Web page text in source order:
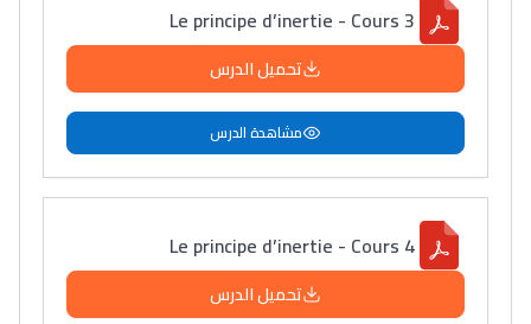
Le principe d’inertie - Cours 3
تحميل الدرس
مشاهدة الدرس
Le principe d’inertie - Cours 4
تحميل الدرس